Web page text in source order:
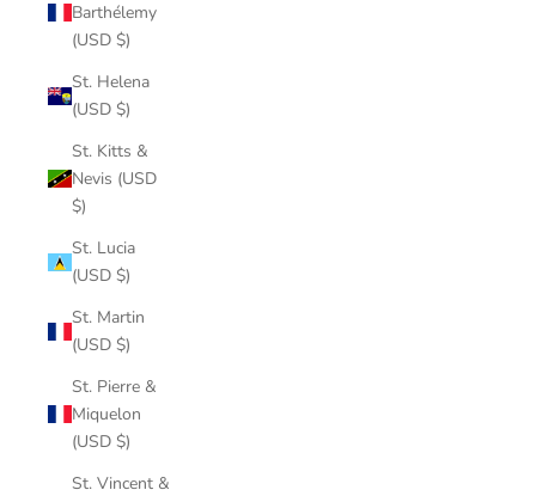
Barthélemy
(USD $)
St. Helena
(USD $)
St. Kitts &
Nevis (USD
$)
St. Lucia
(USD $)
St. Martin
(USD $)
St. Pierre &
Miquelon
(USD $)
St. Vincent &